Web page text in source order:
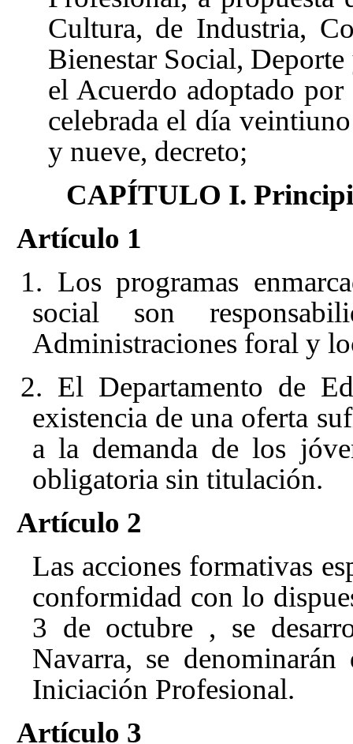
Cultura, de Industria,
Bienestar Social,
el Acuerdo adoptado
celebrada el día
y nueve, decreto;
CAPÍTULO I.
Artículo 1
1. Los programas
social son
Administraciones foral y
2. El Departamento de
existencia de una oferta
a la demanda de los
obligatoria sin titulación.
Artículo 2
Las acciones formativas
conformidad con lo
3 de octubre , se
Navarra, se
Iniciación Profesional.
Artículo 3